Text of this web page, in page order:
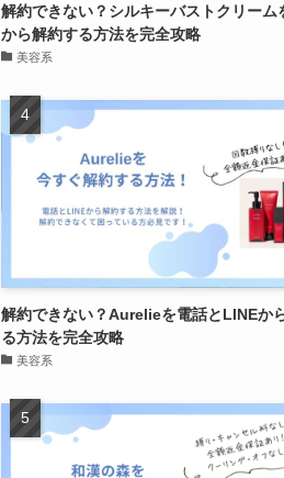
解約できない？シルキーバストクリーム
から解約する方法を完全攻略
美容系
解約できない？Aurelieを電話とLINEか
る方法を完全攻略
美容系